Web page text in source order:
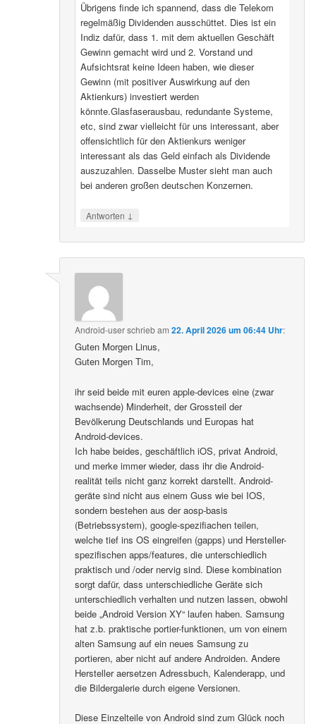
Übrigens finde ich spannend, dass die Telekom
regelmäßig Dividenden ausschüttet. Dies ist ein
Indiz dafür, dass 1. mit dem aktuellen Geschäft
Gewinn gemacht wird und 2. Vorstand und
Aufsichtsrat keine Ideen haben, wie dieser
Gewinn (mit positiver Auswirkung auf den
Aktienkurs) investiert werden
könnte.Glasfaserausbau, redundante Systeme,
etc, sind zwar vielleicht für uns interessant, aber
offensichtlich für den Aktienkurs weniger
interessant als das Geld einfach als Dividende
auszuzahlen. Dasselbe Muster sieht man auch
bei anderen großen deutschen Konzernen.
Antworten ↓
Android-userschriebam22. April 2026 um 06:44 Uhr:
Guten Morgen Linus,
Guten Morgen Tim,
ihr seid beide mit euren apple-devices eine (zwar
wachsende) Minderheit, der Grossteil der
Bevölkerung Deutschlands und Europas hat
Android-devices.
Ich habe beides, geschäftlich iOS, privat Android,
und merke immer wieder, dass ihr die Android-
realität teils nicht ganz korrekt darstellt. Android-
geräte sind nicht aus einem Guss wie bei IOS,
sondern bestehen aus der aosp-basis
(Betriebssystem), google-spezifiachen teilen,
welche tief ins OS eingreifen (gapps) und Hersteller-
spezifischen apps/features, die unterschiedlich
praktisch und /oder nervig sind. Diese kombination
sorgt dafür, dass unterschiedliche Geräte sich
unterschiedlich verhalten und nutzen lassen, obwohl
beide „Android Version XY“ laufen haben. Samsung
hat z.b. praktische portier-funktionen, um von einem
alten Samsung auf ein neues Samsung zu
portieren, aber nicht auf andere Androiden. Andere
Hersteller aersetzen Adressbuch, Kalenderapp, und
die Bildergalerie durch eigene Versionen.
Diese Einzelteile von Android sind zum Glück noch